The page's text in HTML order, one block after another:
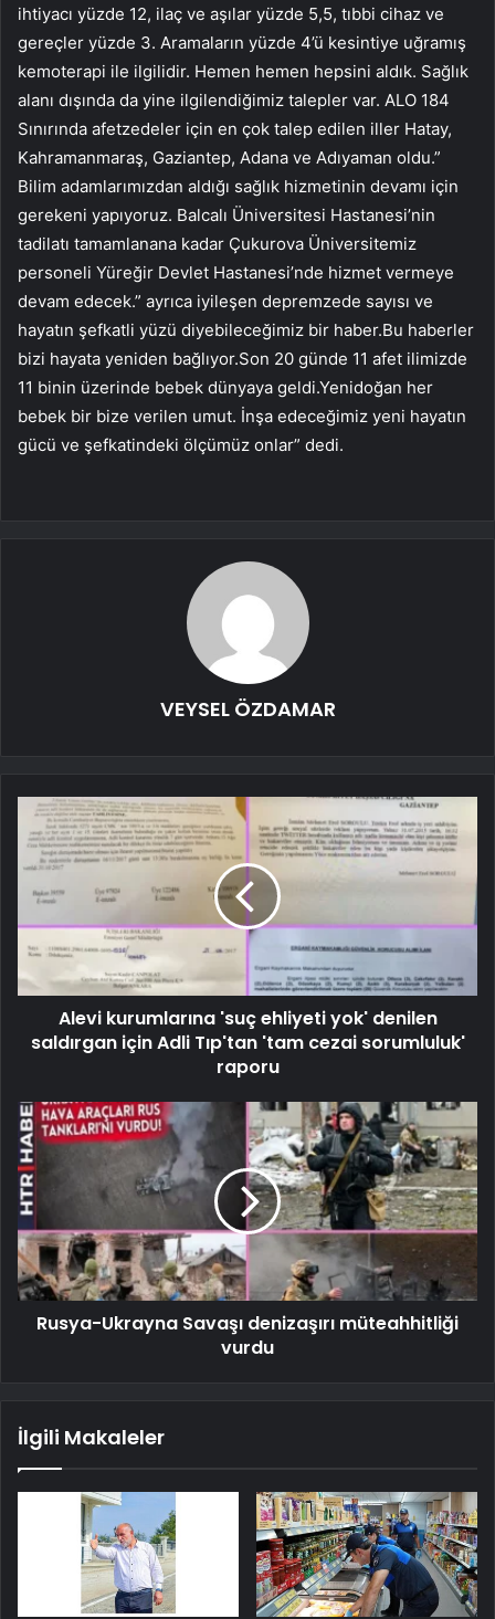
ihtiyacı yüzde 12, ilaç ve aşılar yüzde 5,5, tıbbi cihaz ve
gereçler yüzde 3. Aramaların yüzde 4’ü kesintiye uğramış
kemoterapi ile ilgilidir. Hemen hemen hepsini aldık. Sağlık
alanı dışında da yine ilgilendiğimiz talepler var. ALO 184
Sınırında afetzedeler için en çok talep edilen iller Hatay,
Kahramanmaraş, Gaziantep, Adana ve Adıyaman oldu.”
Bilim adamlarımızdan aldığı sağlık hizmetinin devamı için
gerekeni yapıyoruz. Balcalı Üniversitesi Hastanesi’nin
tadilatı tamamlanana kadar Çukurova Üniversitemiz
personeli Yüreğir Devlet Hastanesi’nde hizmet vermeye
devam edecek.” ayrıca iyileşen depremzede sayısı ve
hayatın şefkatli yüzü diyebileceğimiz bir haber.Bu haberler
bizi hayata yeniden bağlıyor.Son 20 günde 11 afet ilimizde
11 binin üzerinde bebek dünyaya geldi.Yenidoğan her
bebek bir bize verilen umut. İnşa edeceğimiz yeni hayatın
gücü ve şefkatindeki ölçümüz onlar” dedi.
VEYSEL ÖZDAMAR
Alevi kurumlarına 'suç ehliyeti yok' denilen
saldırgan için Adli Tıp'tan 'tam cezai sorumluluk'
raporu
Rusya-Ukrayna Savaşı denizaşırı müteahhitliği
vurdu
İlgili Makaleler